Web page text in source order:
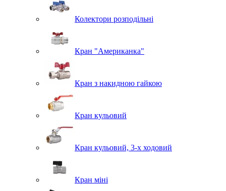
Колектори розподільні
Кран "Американка"
Кран з накидною гайкою
Кран кульовий
Кран кульовий, 3-х ходовий
Кран міні